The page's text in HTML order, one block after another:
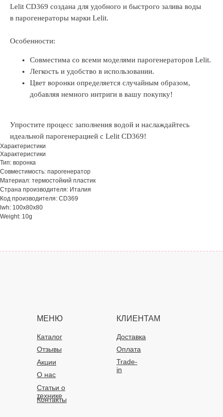
Lelit CD369 создана для удобного и быстрого залива воды
в парогенераторы марки Lelit.
Особенности:
Совместима со всеми моделями парогенераторов Lelit.
Легкость и удобство в использовании.
Цвет воронки определяется случайным образом,
добавляя немного интриги в вашу покупку!
Упростите процесс заполнения водой и наслаждайтесь
идеальной парогенерацией с Lelit CD369!
Характеристики
Характеристики
Тип: воронка
Совместимость: парогенератор
Материал: термостойкий пластик
Страна производителя: Италия
Код производителя: CD369
lwh: 100x80x80
Weight: 10g
МЕНЮ КЛИЕНТАМ
Каталог
О нас
Доставка
Статьи о
технике
Оплата
Отзывы
Акции
Контакты
Trade-
in